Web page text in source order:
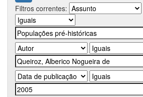
Filtros correntes: